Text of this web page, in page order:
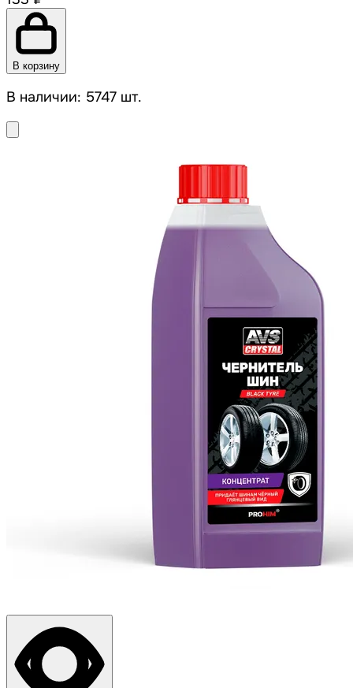
В корзину
В наличии: 5747 шт.